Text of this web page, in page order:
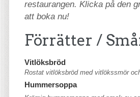
restaurangen. Klicka på den
att boka nu!
Förrätter /
Vitlöksbröd
Rostat vitlöksbröd med vitlökssmör
Hummersoppa